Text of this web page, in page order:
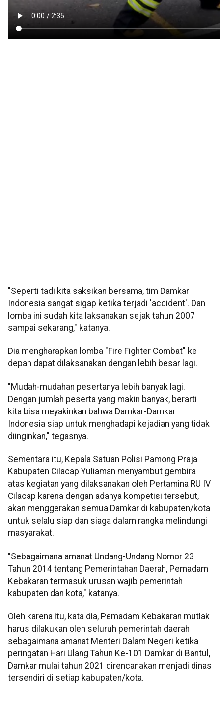
"Seperti tadi kita saksikan bersama, tim Damkar
Indonesia sangat sigap ketika terjadi 'accident'. Dan
lomba ini sudah kita laksanakan sejak tahun 2007
sampai sekarang," katanya.
Dia mengharapkan lomba "Fire Fighter Combat" ke
depan dapat dilaksanakan dengan lebih besar lagi.
"Mudah-mudahan pesertanya lebih banyak lagi.
Dengan jumlah peserta yang makin banyak, berarti
kita bisa meyakinkan bahwa Damkar-Damkar
Indonesia siap untuk menghadapi kejadian yang tidak
diinginkan," tegasnya.
Sementara itu, Kepala Satuan Polisi Pamong Praja
Kabupaten Cilacap Yuliaman menyambut gembira
atas kegiatan yang dilaksanakan oleh Pertamina RU IV
Cilacap karena dengan adanya kompetisi tersebut,
akan menggerakan semua Damkar di kabupaten/kota
untuk selalu siap dan siaga dalam rangka melindungi
masyarakat.
"Sebagaimana amanat Undang-Undang Nomor 23
Tahun 2014 tentang Pemerintahan Daerah, Pemadam
Kebakaran termasuk urusan wajib pemerintah
kabupaten dan kota," katanya.
Oleh karena itu, kata dia, Pemadam Kebakaran mutlak
harus dilakukan oleh seluruh pemerintah daerah
sebagaimana amanat Menteri Dalam Negeri ketika
peringatan Hari Ulang Tahun Ke-101 Damkar di Bantul,
Damkar mulai tahun 2021 direncanakan menjadi dinas
tersendiri di setiap kabupaten/kota.